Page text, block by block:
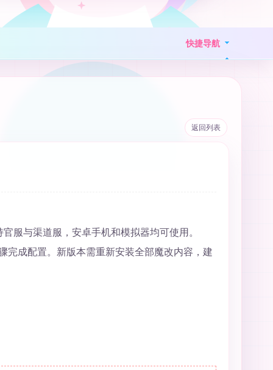
快捷导航
返回列表
服与渠道服，安卓手机和模拟器均可使用。
完成配置。新版本需重新安装全部魔改内容，建